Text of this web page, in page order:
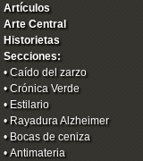
Artículos
Arte Central
Historietas
Secciones:
•Caído del zarzo
•Crónica Verde
•Estilario
•Rayadura Alzheimer
•Bocas de ceniza
•Antimateria